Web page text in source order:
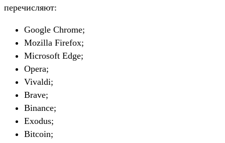
перечисляют:
Google Chrome;
Mozilla Firefox;
Microsoft Edge;
Opera;
Vivaldi;
Brave;
Binance;
Exodus;
Bitcoin;